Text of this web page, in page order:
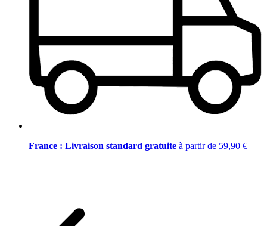
France : Livraison standard gratuite à partir de 59,90 €